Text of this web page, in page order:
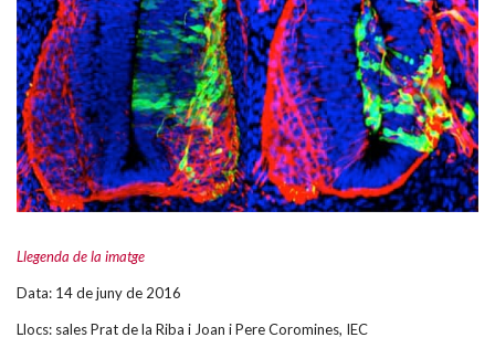
Llegenda de la imatge
Data: 14 de juny de 2016
Llocs: sales Prat de la Riba i Joan i Pere Coromines, IEC